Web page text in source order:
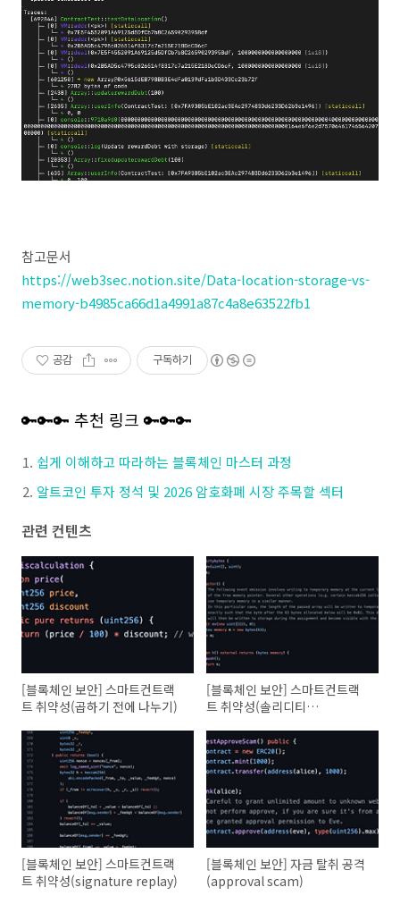
참고문서
https://web3sec.notion.site/Data-location-storage-vs-
memory-b4985ca66d1a4991a87c4a8e63522fb1
공감 구독하기
🔑🔑🔑 추천 링크 🔑🔑🔑
쉽게 이해하고 따라하는 블록체인 마스터 과정
알트코인 투자 정석 및 2026 암호화폐 시장 주목할 섹터
관련 컨텐츠
[블록체인 보안] 스마트컨트랙
트 취약성(곱하기 전에 나누기)
[블록체인 보안] 스마트컨트랙
트 취약성(솔리디티
[블록체인 보안] 스마트컨트랙
트 취약성(signature replay)
[블록체인 보안] 자금 탈취 공격
(approval scam)